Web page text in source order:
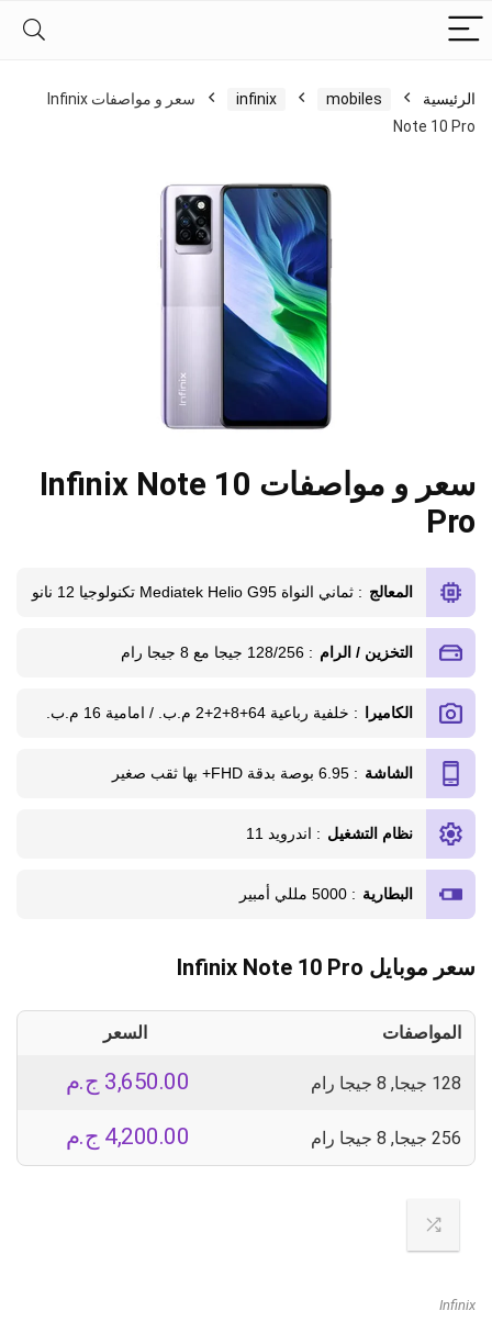
الرئيسية mobiles
infinix
سعر و مواصفات Infinix
Note 10 Pro
سعر و مواصفات Infinix Note 10
Pro
المعالج : ثماني النواة Mediatek Helio G95 تكنولوجيا 12 نانو
التخزين / الرام : 128/256 جيجا مع 8 جيجا رام
الكاميرا : خلفية رباعية 64+8+2+2 م.ب. / امامية 16 م.ب.
الشاشة : 6.95 بوصة بدقة FHD+ بها ثقب صغير
نظام التشغيل : اندرويد 11
البطارية : 5000 مللي أمبير
سعر موبايل Infinix Note 10 Pro
المواصفات السعر
128 جيجا, 8 جيجا رام ج.م 3,650.00
256 جيجا, 8 جيجا رام ج.م 4,200.00
Infinix